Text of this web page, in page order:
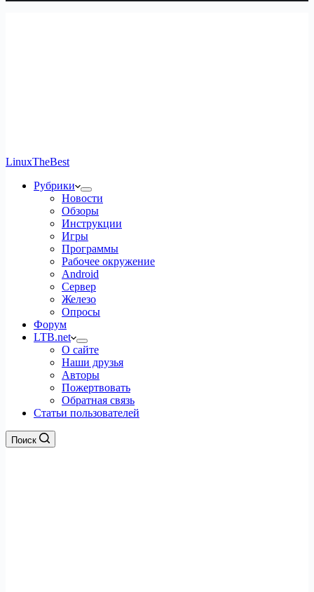
LinuxTheBest
Рубрики
Новости
Обзоры
Инструкции
Игры
Программы
Рабочее окружение
Android
Сервер
Железо
Опросы
Форум
LTB.net
О сайте
Наши друзья
Авторы
Пожертвовать
Обратная связь
Статьи пользователей
Поиск